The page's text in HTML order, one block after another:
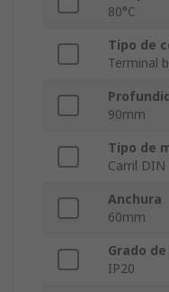
80°C
Tipo de
Terminal
90mm
Tipo de
Carril DIN
Anchura
60mm
Grado
IP20